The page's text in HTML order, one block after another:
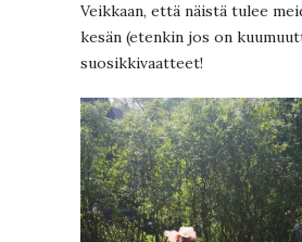
Veikkaan, että näistä tulee
kesän (etenkin jos on
suosikkivaatteet!